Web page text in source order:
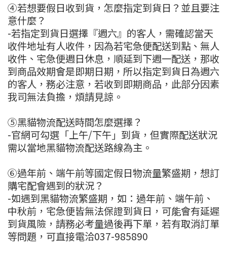
④若想要假日收到貨，怎麼指定到貨日？並且要注
意什麼？
-若指定到貨日選擇『週六』的客人，需確認當天
收件地址有人收件，因為若宅急便配送到點、無人
收件、宅急便週日休息，順延到下週一配送，那收
到商品效期會是即期日期，所以指定到貨日為週六
的客人，務必注意，若收到即期商品，此部分因素
我司無法負擔，煩請見諒。
⑤黑貓物流配送時間怎麼選擇？
-官網可勾選「上午/下午」到貨，但實際配送狀況
需以當地黑貓物流配送路線為主。
⑥過年前、端午前等國定假日物流量繁盛期，想訂
購宅配會遇到的狀況？
-如遇到黑貓物流繁盛期，如：過年前、端午前、
中秋前，宅急便皆無法保證到貨日，可能會有延遲
到貨風險，請務必考量過後再下單，若有取消訂單
等問題，可直接電洽037-985890